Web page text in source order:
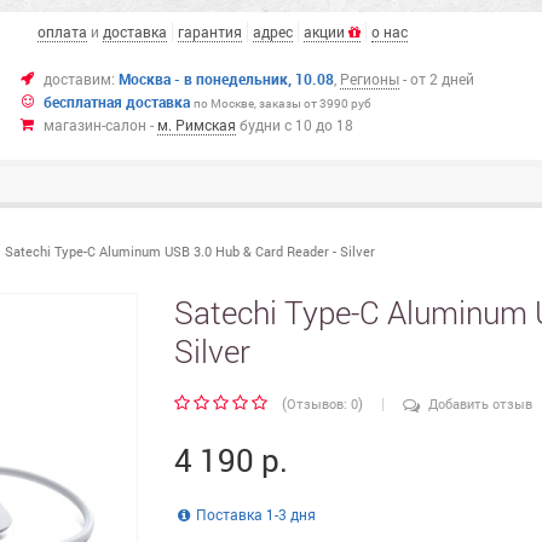
оплата и доставка гарантия адрес акции о нас
доставим: Москва - в понедельник, 10.08, Регионы- от 2 дней
бесплатная доставка по Москве,заказы от 3990 руб
магазин-салон - м. Римская будни с 10 до 18
Satechi Type-C Aluminum USB 3.0 Hub & Card Reader - Silver
Satechi Type-C Aluminum
Silver
(Отзывов: 0) | Добавить отзыв
4 190 р.
Поставка 1-3 дня